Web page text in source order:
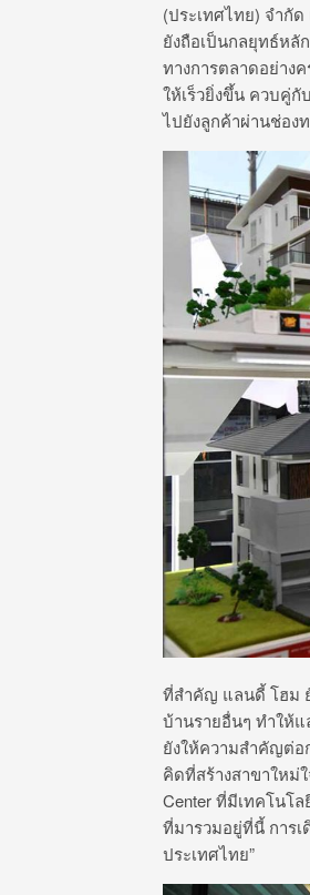
(ประเทศไทย) จำกั
ยังถือเป็นกลยุทธ์หลั
ทางการตลาดอย่าง
ให้เร็วยิ่งขึ้น ควบคู่กั
ไปยังลูกค้าผ่านช่อง
ที่สำคัญ แลนดี้ โฮม
บ้านรายอื่นๆ ทำให้
ยังให้ความสำคัญต่
คิดที่สร้างสาขาใหม่
Center ที่มีเทคโนโ
ที่มารวมอยู่ที่นี้ การเ
ประเทศไทย”